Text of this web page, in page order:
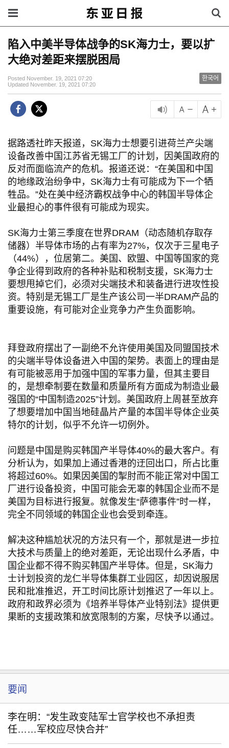
陷入中美半导体战争的SK海力士，要以扩
大绝对差距来摆脱困局
Posted November. 19, 2021 07:20
Updated November. 19, 2021 07:20
한국어
据路透社昨天报道，SK海力士想要引进荷兰产尖端
设备改善中国江苏省无锡工厂的计划，因美国政府的
反对而面临流产的危机。报道还说：“在美国和中国
的地缘政治纷争中，SK海力士有可能成为下一个牺
牲品。”处在美中经济霸权战争中心的韩国半导体企
业最担心的事件很有可能成为现实。
SK海力士第三季度在世界DRAM（动态随机存取存
储器）半导体市场的占有率为27%，仅次于三星电子
（44%），位居第二。美国、欧盟、中国等国家的竞
争企业得到政府的各种补贴和税制支援，SK海力士
要想甩掉它们，必须对尖端技术和装备进行进攻性投
资。特别是无锡工厂是生产该公司一半DRAM产品的
重要设施，有可能对企业竞争力产生负面影响。
拜登政府摆出了一副绝不允许使用美国及同盟国技术
的尖端半导体设备进入中国的架势。表面上的理由是
有可能被恶用于加强中国的军事力量，但其主要目
的，是想牵制要在数量和质量所有方面成为制造业最
强国的“中国制造2025”计划。美国政府上周甚至放弃
了想要增加中国当地硅晶片产量的本国半导体企业英
特尔的计划，似乎不允许一切例外。
问题是中国是购买韩国产半导体40%的最大客户。有
分析认为，如果加上通过香港的迂回出口，所占比重
将超过60%。如果因美国的掣肘而不能正常对中国工
厂进行设备投资，中国可能会无辜的韩国企业而不是
美国为目标进行报复。就像发生“萨德事件”时一样，
完全不同领域的韩国企业也会受到牵连。
解决这种尴尬状况的方法只有一个，那就是进一步拉
大技术与质量上的绝对差距，无论出现什么矛盾，中
国企业都不得不购买韩国产半导体。但是，SK海力
士计划投资的龙仁半导体集群工业园区，却因说服居
民和批准推迟，开工时间比原计划推迟了一年以上。
政府和政界必须为《培养半导体产业特别法》提供更
果断的支援政策和放宽限制的方案，尽快予以通过。
要闻
李在明：“发生政变陆军士官学校也不承担责
任……军校应尽快合并”